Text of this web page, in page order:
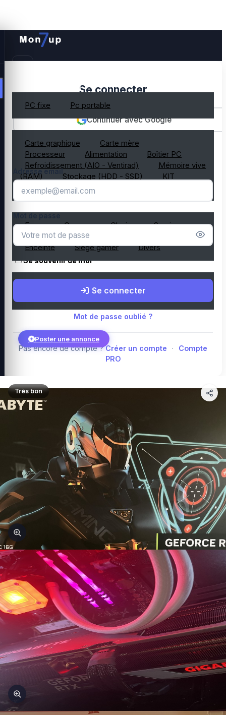
PC gamer occasion
PC fixe Pc portable
Composant PC occasion
Carte graphique
Carte mère
Processeur
Alimentation
Boîtier PC
Refroidissement (AIO - Ventirad)
Mémoire vive
(RAM)
Stockage (HDD - SSD)
KIT
composant PC gamer
Ecran Casque Clavier
Souris
Microphone
Webcam
Enceinte
Siège gamer Divers
Top PC gamer : Intel / AMD
Composants PC gamer
Poster une annonce
Connexion
Se connecter
Continuer avec Google
OU
Adresse email
Se souvenir de moi
Se connecter
Mot de passe oublié ?
Pas encore de compte ? Créer un compte ·
Compte
PRO
Très bon